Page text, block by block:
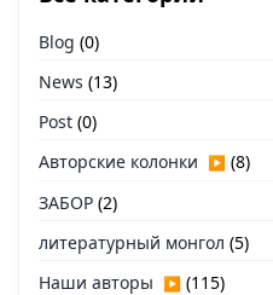
Blog (0)
News (13)
Post (0)
Авторские колонки ▶ (8)
ЗАБОР (2)
литературный монгол (5)
Наши авторы ▶ (115)